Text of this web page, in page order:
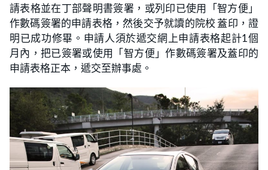
請表格並在丁部聲明書簽署，或列印已使用「智方便」
作數碼簽署的申請表格，然後交予就讀的院校 蓋印，證
明已成功修畢。申請人須於遞交網上申請表格起計1個
月內，把已簽署或使用「智方便」作數碼簽署及蓋印的
申請表格正本，遞交至辦事處。